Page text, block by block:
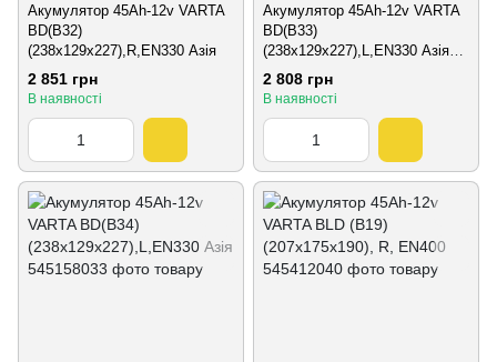
Акумулятор 45Ah-12v VARTA
BD(B32)
(238х129х227),R,EN330 Азія
2 851 грн
В наявності
Акумулятор 45Ah-12v VARTA
BD(B33)
(238х129х227),L,EN330 Азія
тонкі клеми
2 808 грн
В наявності